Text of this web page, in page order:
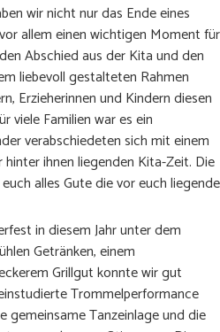
wir nicht nur das Ende eines
allem einen wichtigen Moment für
Abschied aus der Kita und den
liebevoll gestalteten Rahmen
Erzieherinnen und Kindern diesen
viele Familien war es ein
verabschiedeten sich mit einem
ihnen liegenden Kita-Zeit. Die
alles Gute die vor euch liegende
in diesem Jahr unter dem
Getränken, einem
Grillgut konnte wir gut
Trommelperformance
gemeinsame Tanzeinlage und die